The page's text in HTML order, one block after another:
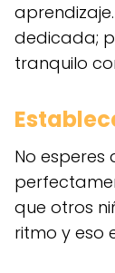
dedicada;
tranquilo
No
que otros
ritmo y eso